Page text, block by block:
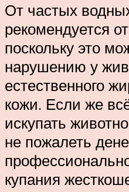
От частых
рекомендуется
поскольку это
нарушению у
естественного
кожи. Если же
искупать
не пожалеть
купания